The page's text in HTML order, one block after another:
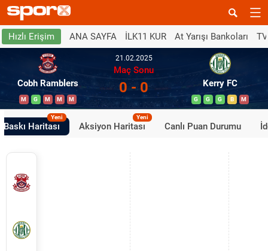
Hızlı Erişim ANA SAYFA İLK11 KUR At Yarışı Bankoları
Cobh Ramblers
M G M M M
21.02.2025
Maç Sonu
0 - 0 Kerry FC
G G G B M
Baskı Haritası
Yeni
Aksiyon Haritası
Yeni
Canlı Puan Durumu